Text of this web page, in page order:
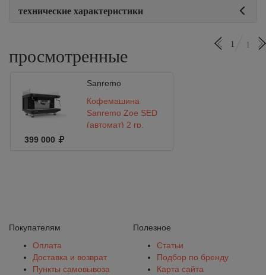
технические характеристики
просмотренные
1 1
Sanremo
Кофемашина
Sanremo Zoe SED
(автомат) 2 гр.
399 000
Покупателям
Оплата
Доставка и возврат
Пункты самовывоза
Полезное
Статьи
Подбор по бренду
Карта сайта